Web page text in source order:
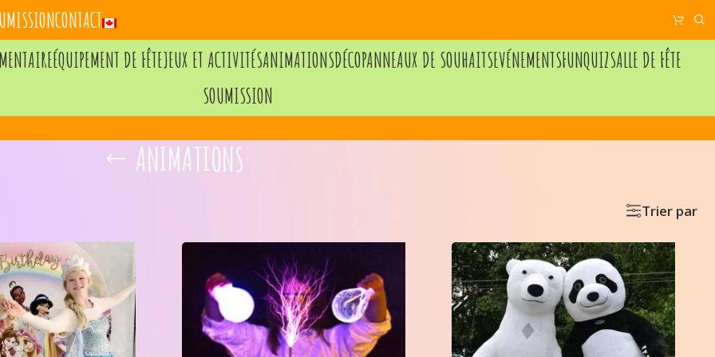
CONTACT
ÉQUIPEMENT DE FÊTEJEUX ET ACTIVITÉSANIMATIONSDÉCOPANNEAUX DE SOUHAITSEVÉNEMENTSFUNQUIZSALLE DE FÊTE
SOUMISSION
ANIMATIONS
Trier par